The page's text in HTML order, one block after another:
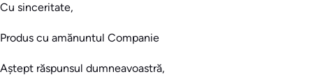
Cu sinceritate,
Produs cu amănuntul Companie
Aștept răspunsul dumneavoastră,